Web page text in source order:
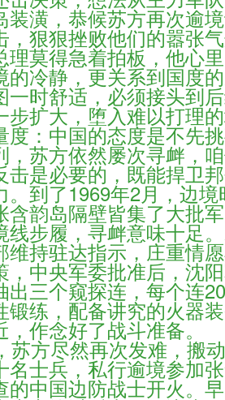
装潢，恭候苏方再次逾
，狠狠挫败他们的嚣张
理莫得急着拍板，他心
的冷静，更关系到国度
一时舒适，必须接头到
步扩大，堕入难以打理
度：中国的态度是不先
，苏方依然屡次寻衅，
击是必要的，既能捍卫
。到了1969年2月，边
含韵岛隔壁皆集了大批
线步履，寻衅意味十足
维持驻达指示，庄重情
，中央军委批准后，沈
出三个窥探连，每个连
锻练，配备讲究的火器
，作念好了战斗准备。
苏方尽然再次发难，搬
名士兵，私行逾境参加
的中国边防战士开火。